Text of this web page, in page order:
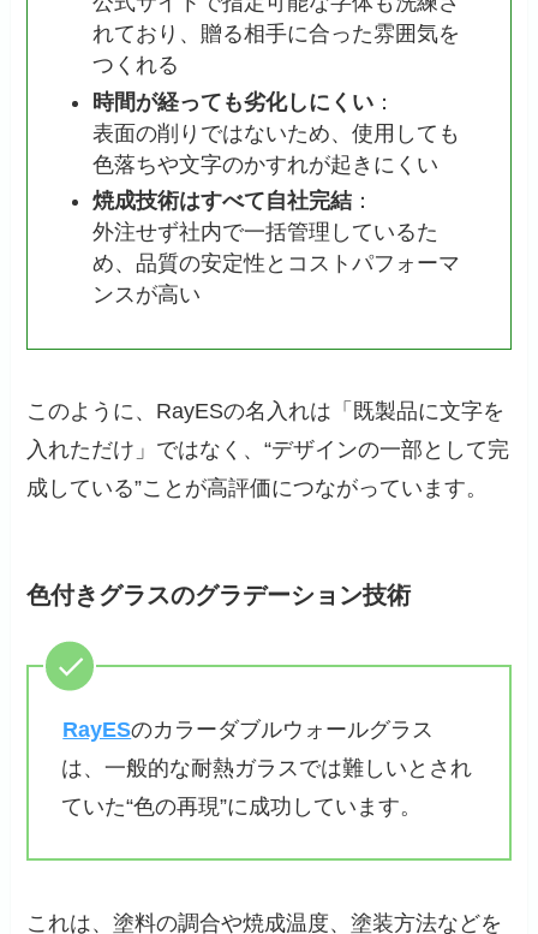
れており、贈る相手に合った雰囲気を
つくれる
時間が経っても劣化しにくい ：
表面の削りではないため、使用しても
色落ちや文字のかすれが起きにくい
焼成技術はすべて自社完結 ：
外注せず社内で一括管理しているた
め、品質の安定性とコストパフォーマ
ンスが高い
このように、RayESの名入れは「既製品に文字を
入れただけ」ではなく、“デザインの一部として完
成している”ことが高評価につながっています。
色付きグラスのグラデーション技術
RayESのカラーダブルウォールグラス
は、一般的な耐熱ガラスでは難しいとされ
ていた“色の再現”に成功しています。
これは、塗料の調合や焼成温度、塗装方法などを